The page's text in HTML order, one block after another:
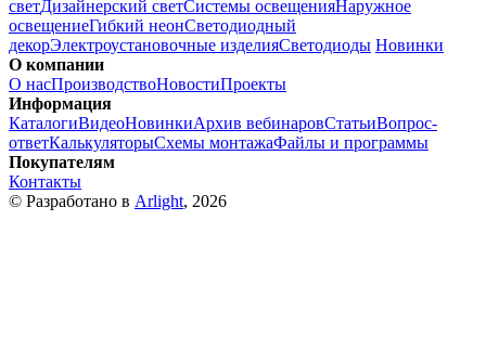
светДизайнерский светСистемы освещенияНаружное
освещениеГибкий неонСветодиодный
декорЭлектроустановочные изделияСветодиоды Новинки
О компании
О насПроизводствоНовостиПроекты
Информация
КаталогиВидеоНовинкиАрхив вебинаровСтатьиВопрос-
ответКалькуляторыСхемы монтажаФайлы и программы
Покупателям
Контакты
© Разработано в Arlight, 2026